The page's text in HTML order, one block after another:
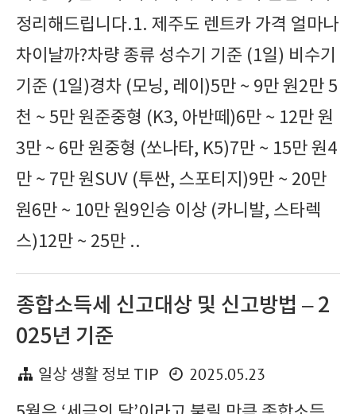
정리해드립니다.1. 제주도 렌트카 가격 얼마나
차이날까?차량 종류 성수기 기준 (1일) 비수기
기준 (1일)경차 (모닝, 레이)5만 ~ 9만 원2만 5
천 ~ 5만 원준중형 (K3, 아반떼)6만 ~ 12만 원
3만 ~ 6만 원중형 (쏘나타, K5)7만 ~ 15만 원4
만 ~ 7만 원SUV (투싼, 스포티지)9만 ~ 20만
원6만 ~ 10만 원9인승 이상 (카니발, 스타렉
스)12만 ~ 25만 ..
종합소득세 신고대상 및 신고방법 – 2
025년 기준
일상 생활 정보 TIP
2025.05.23